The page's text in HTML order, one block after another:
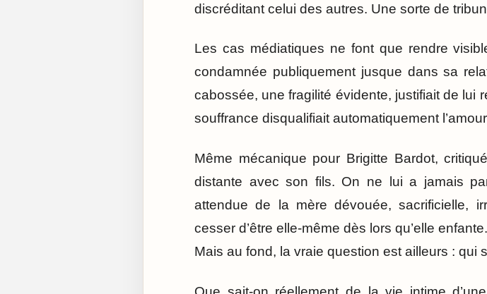
discréditant celui des autres. Une sorte de
Les cas médiatiques ne font que rendre
condamnée publiquement jusque dans sa
cabossée, une fragilité évidente, justifiait de lui
souffrance disqualifiait automatiquement
Même mécanique pour Brigitte Bardot,
distante avec son fils. On ne lui a jamais
attendue de la mère dévouée, sacrificielle,
cesser d’être elle-même dès lors qu’elle enfante.
Mais au fond, la vraie question est ailleurs : qui